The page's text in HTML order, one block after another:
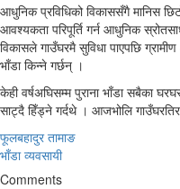
आधुनिक प्रविधिको विकाससँगै मानिस
आवश्यकता परिपूर्ति गर्न आधुनिक
विकासले गाउँघरमै सुविधा पाएपछि
भाँडा किन्ने गर्छन् ।
केही वर्षअघिसम्म पुराना भाँडा सबैका
साट्दै हिँड्ने गर्दथे । आजभोलि
फूलबहादुर तामाङ
भाँडा व्यवसायी
Comments